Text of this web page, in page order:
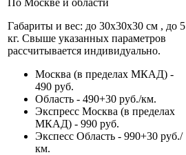
Габариты и вес: до 30х30х30 см , до 5
кг. Свыше указанных параметров
рассчитывается индивидуально.
Москва (в пределах МКАД) -
490 руб.
Область - 490+30 руб./км.
Экспресс Москва (в пределах
МКАД) - 990 руб.
Экспесс Область - 990+30 руб./
км.